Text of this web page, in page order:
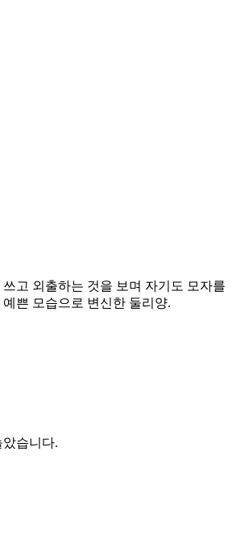
고 외출하는 것을 보며 자기도 모자를
쁜 모습으로 변신한 둘리양.
습니다.